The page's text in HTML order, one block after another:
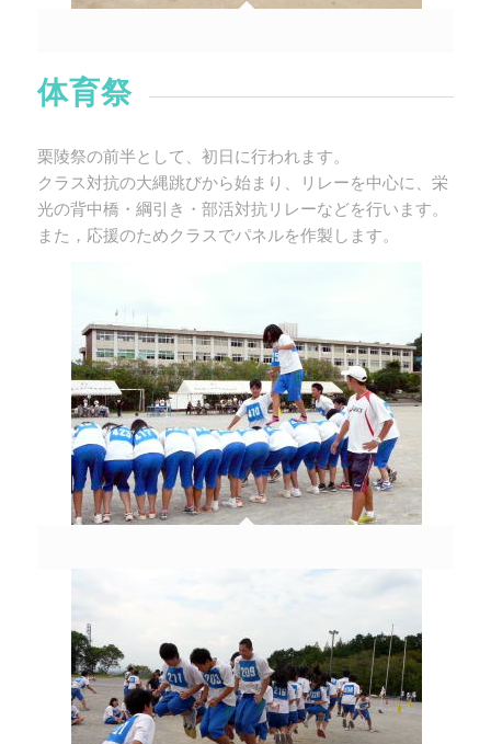
体育祭
栗陵祭の前半として、初日に行われます。
クラス対抗の大縄跳びから始まり、リレーを中心に、栄
光の背中橋・綱引き・部活対抗リレーなどを行います。
また，応援のためクラスでパネルを作製します。